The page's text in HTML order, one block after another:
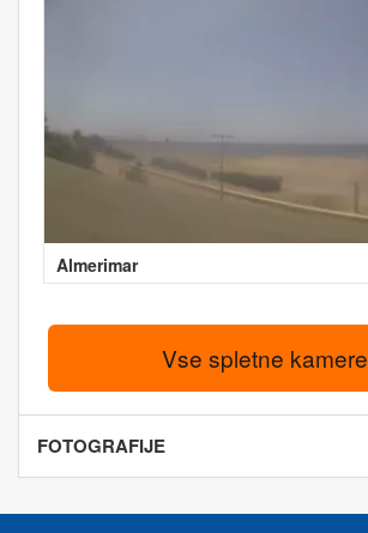
Almerimar
Vse spletne kamere
FOTOGRAFIJE